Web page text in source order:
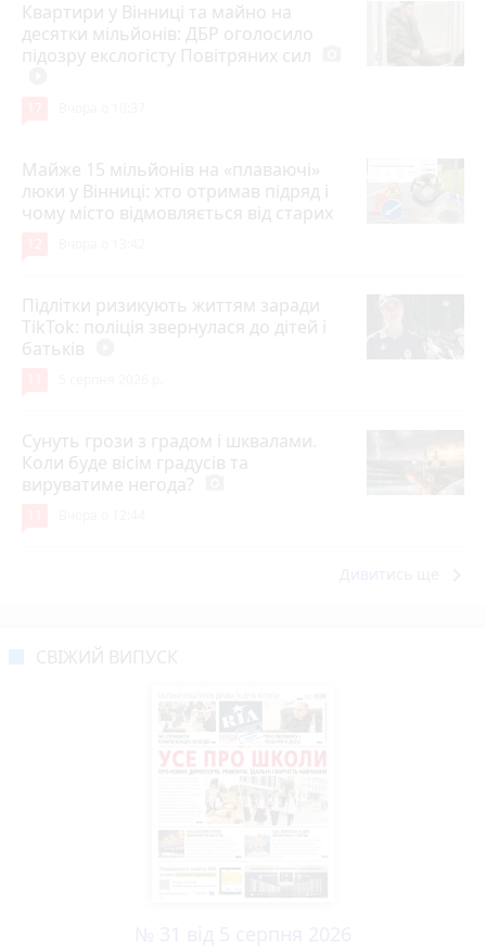
Квартири у Вінниці та майно на
десятки мільйонів: ДБР оголосило
підозру екслогісту Повітряних сил
Майже 15 мільйонів на «плаваючі»
люки у Вінниці: хто отримав підряд і
чому місто відмовляється від старих
Підлітки ризикують життям заради
TikTok: поліція звернулася до дітей і
батьків
Сунуть грози з градом і шквалами.
Коли буде вісім градусів та
вируватиме негода?